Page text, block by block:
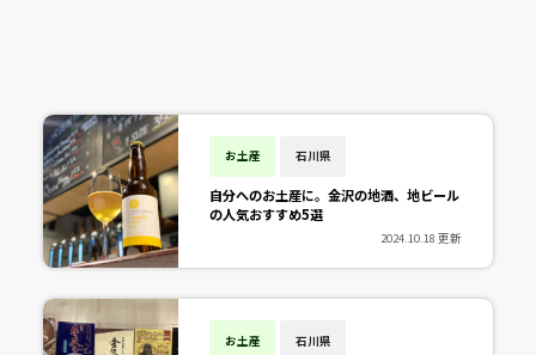
お土産 石川県
自分へのお土産に。金沢の地酒、地ビール
の人気おすすめ5選
2024.10.18 更新
お土産 石川県